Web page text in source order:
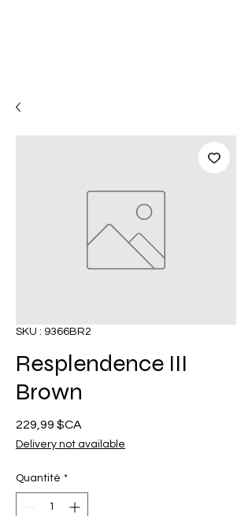
SKU : 9366BR2
Resplendence III
Brown
229,99 $CA
Delivery not available
Quantité *